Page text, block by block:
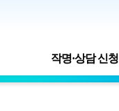
작명·상담 신청